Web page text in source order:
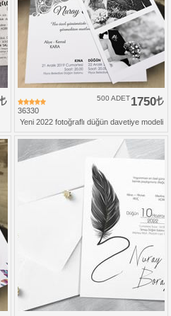
36330
1750
500 ADET
Yeni 2022 fotoğraflı düğün davetiye modeli